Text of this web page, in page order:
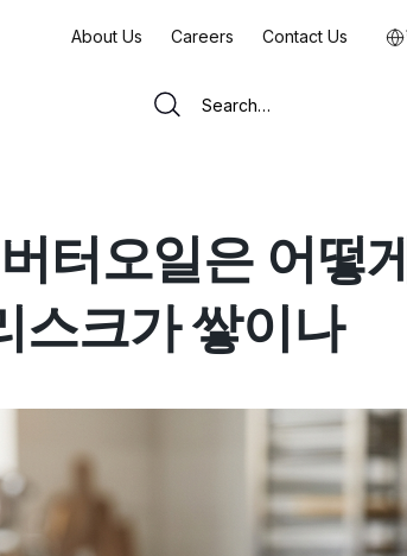
About Us Careers Contact Us
터오일은 어떻
스크가 쌓이나